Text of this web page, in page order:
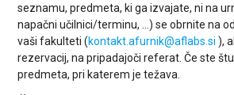
seznamu, predmeta, ki ga izvajate, ni na
napačni učilnici/terminu, …) se obrnite na
vaši fakulteti (kontakt.afurnik@aflabs.si ),
rezervacij, na pripadajoči referat. Če ste
predmeta, pri katerem je težava.